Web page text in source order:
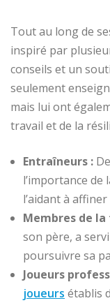
Tout au long de
inspiré par
conseils et un
seulement
mais lui ont
travail et de la
Entraîneurs :
l’importance de
l’aidant à
Membres de
son père, a
poursuivre sa
Joueurs
joueurs établis